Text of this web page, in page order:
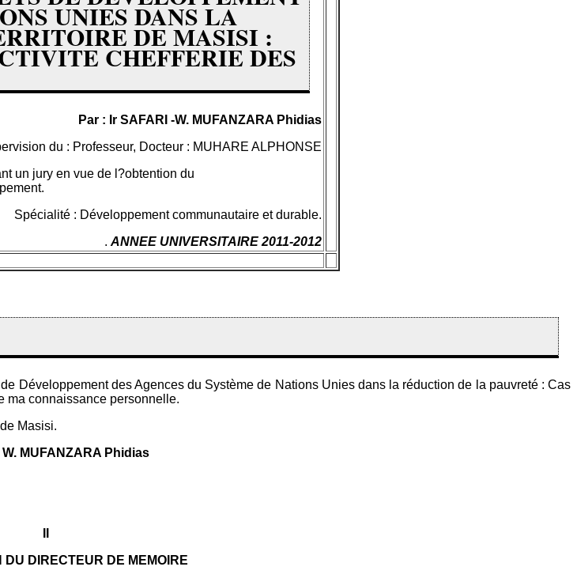
UNIES DANS LA
DE MASISI :
CHEFFERIE DES
Par : Ir SAFARI -W. MUFANZARA Phidias
du : Professeur, Docteur : MUHARE ALPHONSE
un jury en vue de l?obtention du
Spécialité : Développement communautaire et durable.
. ANNEE UNIVERSITAIRE 2011-2012
Développement des Agences du Système de Nations Unies dans la réduction de la pauvreté : Cas
ma connaissance personnelle.
Masisi.
W. MUFANZARA Phidias
DU DIRECTEUR DE MEMOIRE